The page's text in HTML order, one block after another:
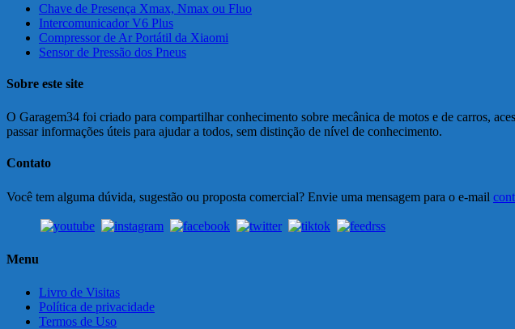
Chave de Presença Xmax, Nmax ou Fluo
Intercomunicador V6 Plus
Compressor de Ar Portátil da Xiaomi
Sensor de Pressão dos Pneus
Sobre este site
O Garagem34 foi criado para compartilhar conhecimento sobre mecânica de motos e de carros,
passar informações úteis para ajudar a todos, sem distinção de nível de conhecimento.
Contato
Você tem alguma dúvida, sugestão ou proposta comercial? Envie uma mensagem para o e-mail
Menu
Livro de Visitas
Política de privacidade
Termos de Uso